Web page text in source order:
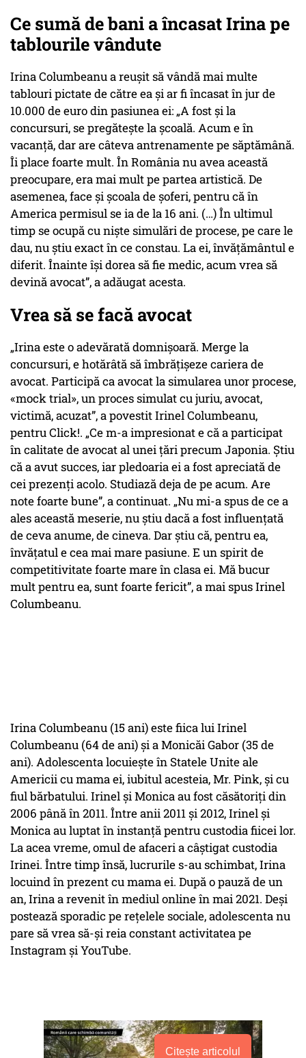
Ce sumă de bani a încasat Irina pe
tablourile vândute
Irina Columbeanu a reușit să vândă mai multe
tablouri pictate de către ea și ar fi încasat în jur de
10.000 de euro din pasiunea ei: „A fost și la
concursuri, se pregătește la școală. Acum e în
vacanță, dar are câteva antrenamente pe săptămână.
Îi place foarte mult. În România nu avea această
preocupare, era mai mult pe partea artistică. De
asemenea, face și școala de șoferi, pentru că în
America permisul se ia de la 16 ani. (…) În ultimul
timp se ocupă cu niște simulări de procese, pe care le
dau, nu știu exact în ce constau. La ei, învățământul e
diferit. Înainte își dorea să fie medic, acum vrea să
devină avocat”, a adăugat acesta.
Vrea să se facă avocat
„Irina este o adevărată domnișoară. Merge la
concursuri, e hotărâtă să îmbrățișeze cariera de
avocat. Participă ca avocat la simularea unor procese,
«mock trial», un proces simulat cu juriu, avocat,
victimă, acuzat”, a povestit Irinel Columbeanu,
pentru Click!. „Ce m-a impresionat e că a participat
în calitate de avocat al unei țări precum Japonia. Știu
că a avut succes, iar pledoaria ei a fost apreciată de
cei prezenți acolo. Studiază deja de pe acum. Are
note foarte bune”, a continuat. „Nu mi-a spus de ce a
ales această meserie, nu știu dacă a fost influențată
de ceva anume, de cineva. Dar știu că, pentru ea,
învățatul e cea mai mare pasiune. E un spirit de
competitivitate foarte mare în clasa ei. Mă bucur
mult pentru ea, sunt foarte fericit”, a mai spus Irinel
Columbeanu.
Irina Columbeanu (15 ani) este fiica lui Irinel
Columbeanu (64 de ani) și a Monicăi Gabor (35 de
ani). Adolescenta locuiește în Statele Unite ale
Americii cu mama ei, iubitul acesteia, Mr. Pink, și cu
fiul bărbatului. Irinel și Monica au fost căsătoriți din
2006 până în 2011. Între anii 2011 și 2012, Irinel și
Monica au luptat în instanță pentru custodia fiicei lor.
La acea vreme, omul de afaceri a câștigat custodia
Irinei. Între timp însă, lucrurile s-au schimbat, Irina
locuind în prezent cu mama ei. După o pauză de un
an, Irina a revenit în mediul online în mai 2021. Deși
postează sporadic pe rețelele sociale, adolescenta nu
pare să vrea să-și reia constant activitatea pe
Instagram și YouTube.
Citește articolul